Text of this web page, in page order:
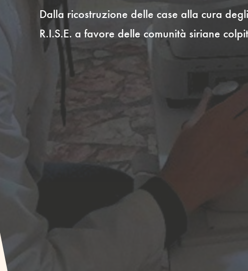
Dalla ricostruzione delle case alla cura
R.I.S.E. a favore delle comunità siriane